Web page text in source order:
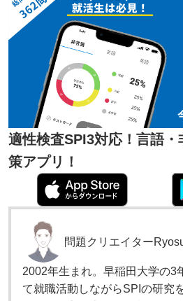
適性検査SPI3対応！言語
策アプリ！
問題クリエイター
2002年生まれ。早稲田大学の3
て就職活動しながらSPIの研究